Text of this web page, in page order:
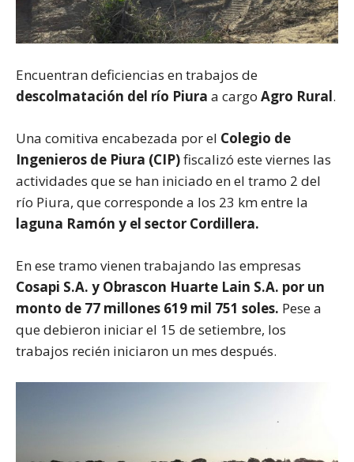
Encuentran deficiencias en trabajos de
descolmatación del río Piura a cargo Agro Rural.
Una comitiva encabezada por el Colegio de
Ingenieros de Piura (CIP)fiscalizó este viernes las
actividades que se han iniciado en el tramo 2 del
río Piura, que corresponde a los 23 km entre la
laguna Ramón y el sector Cordillera.
En ese tramo vienen trabajando las empresas
Cosapi S.A. y Obrascon Huarte Lain S.A. por un
monto de 77 millones 619 mil 751 soles. Pese a
que debieron iniciar el 15 de setiembre, los
trabajos recién iniciaron un mes después.